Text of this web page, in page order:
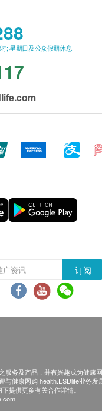
养补充。
，每次1粒或遵从医
，不建议空腹服用。
上时间。
议用量，不建议再服
，会有海洋海藻
Carbonate)(钙)-300mg
)-25mg
Oxide)(镁)-50mg
低聚果糖
命B-12)-4mcg
C)-100mg
单后3个工作天内安排
会因节日而有所影响
色暴雨警告生效时，
相关货品的供应情况
受该订单，并且会于
客再作安排。
购之货品时，有责任
装完整，如退换之产
供应商有权不受理。
或遗漏查询，顾客必须
货后3个工作天内按下
）Limited客户服务部
7088
; 星期日及公众假期休息
订阅
服务及产品，并有兴趣成为健康
与健康网购 health.ESDlife业务发
提供更多有关合作详情。